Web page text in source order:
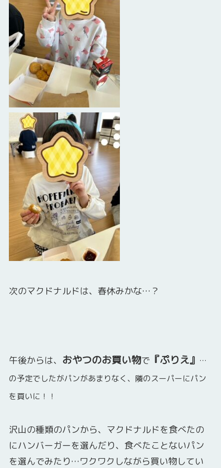
次のマクドナルドは、春休みかな…？
午後からは、 おやつのお買い物で 『ぷりえ』 …
の予定でしたがパンがあま りなく、隣のスーパーにパン
を買いに！！
沢山の種類のパンから、マクドナルドを食べたの
にハンバーガーを選んだり、食べたことないパン
を選んでみたり…ワクワクしながら買い物してい